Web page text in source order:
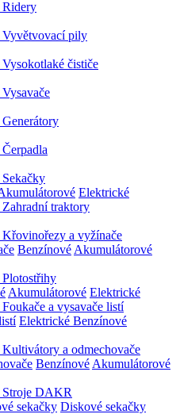
Elektrické
Benzínové Akumulátorové
Akumulátorové Elektrické
Elektrické Benzínové
Benzínové Akumulátorové
sekačky Diskové sekačky